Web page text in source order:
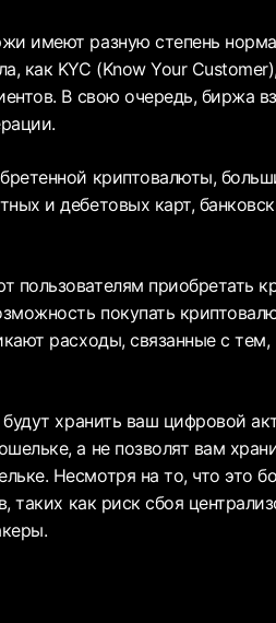
имеют разную степень
как KYC (Know Your
В свою очередь, биржа
криптовалюты,
и дебетовых карт,
пользователям приобретать
покупать
расходы, связанные с тем,
хранить ваш цифровой
а не позволят вам
Несмотря на то, что это
таких как риск сбоя